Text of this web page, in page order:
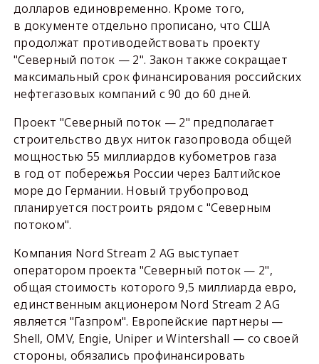
долларов единовременно. Кроме того,
в документе отдельно прописано, что США
продолжат противодействовать проекту
"Северный поток — 2". Закон также сокращает
максимальный срок финансирования российских
нефтегазовых компаний с 90 до 60 дней.
Проект "Северный поток — 2" предполагает
строительство двух ниток газопровода общей
мощностью 55 миллиардов кубометров газа
в год от побережья России через Балтийское
море до Германии. Новый трубопровод
планируется построить рядом с "Северным
потоком".
Компания Nord Stream 2 AG выступает
оператором проекта "Северный поток — 2",
общая стоимость которого 9,5 миллиарда евро,
единственным акционером Nord Stream 2 AG
является "Газпром". Европейские партнеры —
Shell, OMV, Engie, Uniper и Wintershall — со своей
стороны, обязались профинансировать